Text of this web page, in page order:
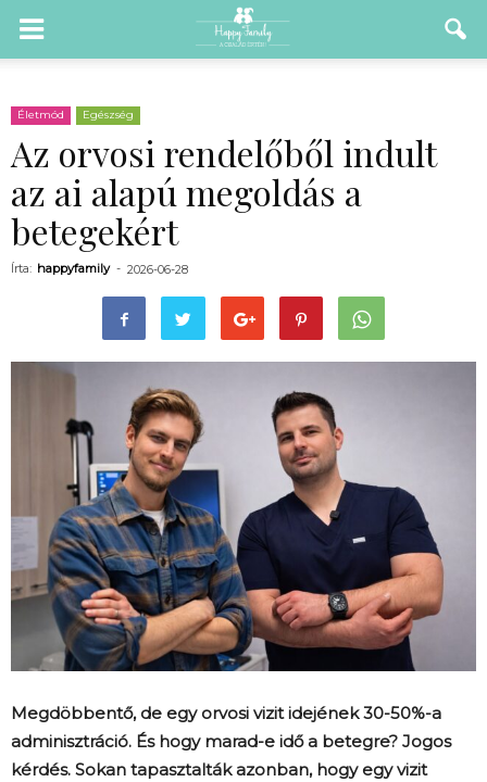
Életmód Egészség
Az orvosi rendelőből indult
az ai alapú megoldás a
betegekért
Írta: happyfamily - 2026-06-28
Megdöbbentő, de egy orvosi vizit idejének 30-50%-a
adminisztráció. És hogy marad-e idő a betegre? Jogos
kérdés. Sokan tapasztalták azonban, hogy egy vizit